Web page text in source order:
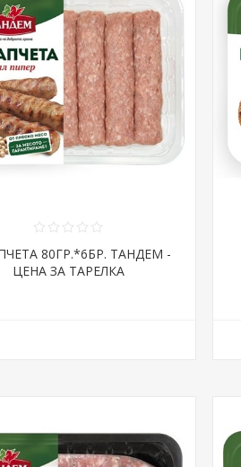
80ГР.*6БР. ТАНДЕМ -
ЦЕНА ЗА ТАРЕЛКА